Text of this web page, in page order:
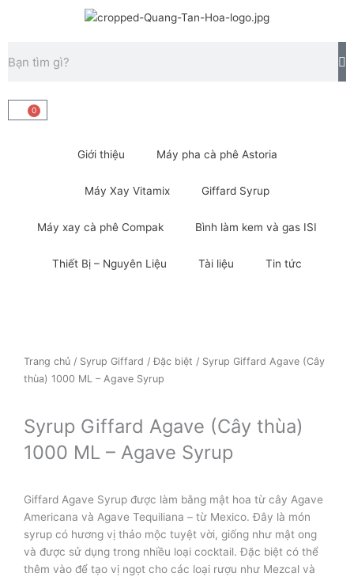
dung
kiếm
0
Cart
Giới thiệu Máy pha cà phê Astoria
Máy Xay Vitamix Giffard Syrup
Máy xay cà phê Compak Bình làm kem và gas ISI
Thiết Bị – Nguyên Liệu Tài liệu Tin tức
Trang chủ / Syrup Giffard /Đặc biệt / Syrup Giffard Agave (Cây
thùa) 1000 ML – Agave Syrup
Syrup Giffard Agave (Cây thùa)
1000 ML – Agave Syrup
Giffard Agave Syrup được làm bằng mật hoa từ cây Agave
Americana và Agave Tequiliana – từ Mexico. Đây là món
syrup có hương vị thảo mộc tuyệt vời, giống như mật ong
và được sử dụng trong nhiều loại cocktail. Đặc biệt có thể
thêm vào để tạo vị ngọt cho các loại rượu như Mezcal và